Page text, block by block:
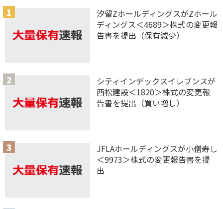
汐留ZホールディングスがZホール
ディングス＜4689＞株式の変更報
告書を提出（保有減少）
シティインデックスイレブンスが
西松建設＜1820＞株式の変更報
告書を提出（買い増し）
JFLAホールディングスが小僧寿し
＜9973＞株式の変更報告書を提
出